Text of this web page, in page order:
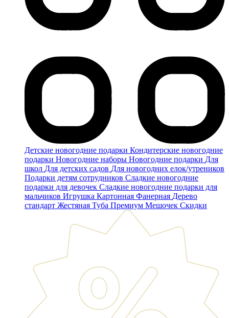
Детские новогодние подарки Кондитерские новогодние
подарки Новогодние наборы Новогодние подарки Для
школ Для детских садов Для новогодних елок/утреников
Подарки детям сотрудников Сладкие новогодние
подарки для девочек Сладкие новогодние подарки для
мальчиков Игрушка Картонная Фанерная Дерево
стандарт Жестяная Туба Премиум Мешочек Скидки